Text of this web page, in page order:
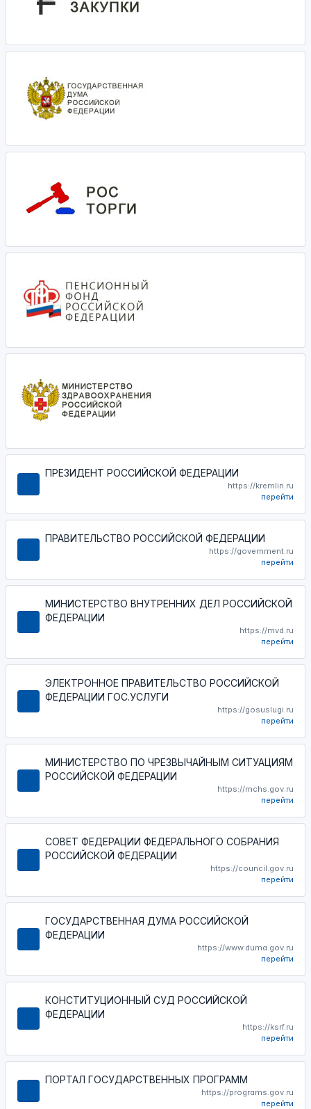
ПРЕЗИДЕНТ РОССИЙСКОЙ ФЕДЕРАЦИИ
https://kremlin.ru
перейти
ПРАВИТЕЛЬСТВО РОССИЙСКОЙ ФЕДЕРАЦИИ
https://government.ru
перейти
МИНИСТЕРСТВО ВНУТРЕННИХ ДЕЛ РОССИЙСКОЙ
ФЕДЕРАЦИИ
https://mvd.ru
перейти
ЭЛЕКТРОННОЕ ПРАВИТЕЛЬСТВО РОССИЙСКОЙ
ФЕДЕРАЦИИ ГОС.УСЛУГИ
https://gosuslugi.ru
перейти
МИНИСТЕРСТВО ПО ЧРЕЗВЫЧАЙНЫМ СИТУАЦИЯМ
РОССИЙСКОЙ ФЕДЕРАЦИИ
https://mchs.gov.ru
перейти
СОВЕТ ФЕДЕРАЦИИ ФЕДЕРАЛЬНОГО СОБРАНИЯ
РОССИЙСКОЙ ФЕДЕРАЦИИ
https://council.gov.ru
перейти
ГОСУДАРСТВЕННАЯ ДУМА РОССИЙСКОЙ
ФЕДЕРАЦИИ
https://www.duma.gov.ru
перейти
КОНСТИТУЦИОННЫЙ СУД РОССИЙСКОЙ
ФЕДЕРАЦИИ
https://ksrf.ru
перейти
ПОРТАЛ ГОСУДАРСТВЕННЫХ ПРОГРАММ
https://programs.gov.ru
перейти